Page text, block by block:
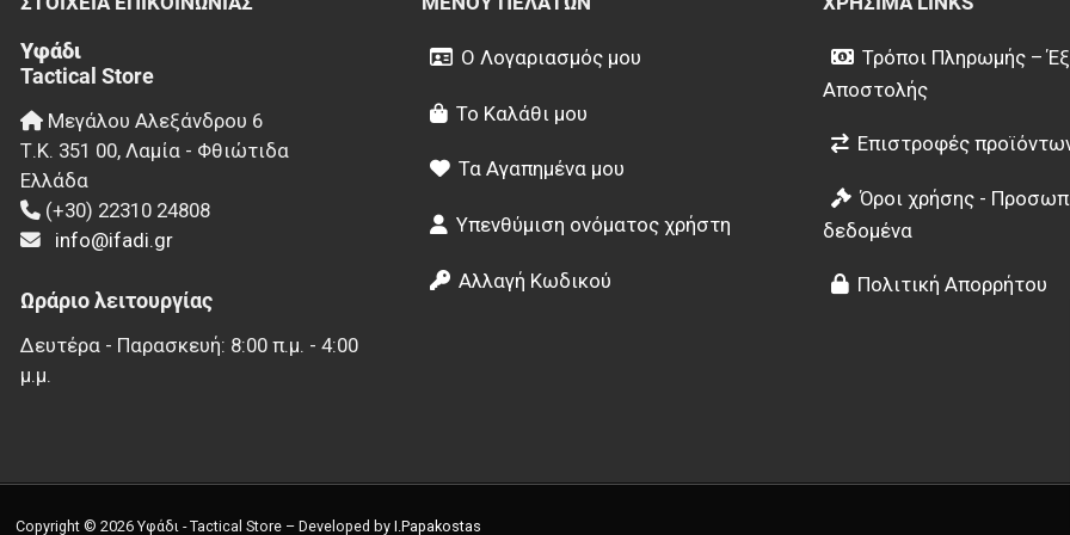
Υφάδι
Tactical Store
Μεγάλου Αλεξάνδρου 6
Τ.Κ. 351 00, Λαμία - Φθιώτιδα
Ελλάδα
(+30) 22310 24808
info@ifadi.gr
Ωράριο λειτουργίας
Δευτέρα - Παρασκευή: 8:00 π.μ. - 4:00
μ.μ.
Ο Λογαριασμός μου
Το Καλάθι μου
Τα Αγαπημένα μου
Υπενθύμιση ονόματος χρήστη
Αλλαγή Κωδικού
Τρόποι Πληρωμής –
Αποστολής
Επιστροφές
Όροι χρήσης -
δεδομένα
Πολιτική Απορρήτου
Copyright © 2026 Υφάδι - Tactical Store – Developed by I.Papakostas